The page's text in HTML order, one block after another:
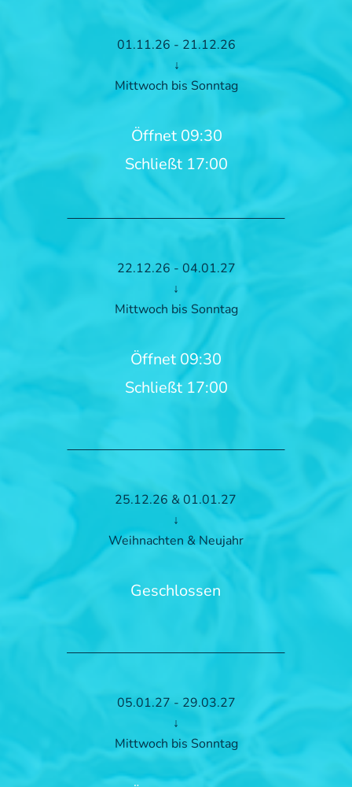
01.11.26 - 21.12.26
↓
Mittwoch bis Sonntag
Öffnet 09:30
Schließt 17:00
22.12.26 - 04.01.27
↓
Mittwoch bis Sonntag
Öffnet 09:30
Schließt 17:00
25.12.26 & 01.01.27
↓
Weihnachten & Neujahr
Geschlossen
05.01.27 - 29.03.27
↓
Mittwoch bis Sonntag